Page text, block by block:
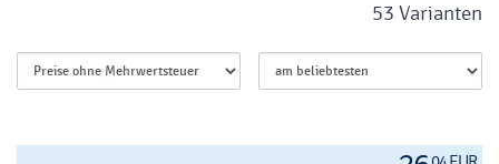
53 Varianten